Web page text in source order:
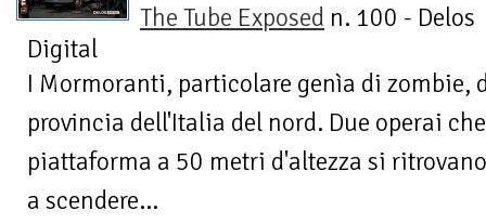
The Tube Exposed n. 100 - Delos
Digital
I Mormoranti, particolare genìa di
provincia dell'Italia del nord. Due operai
piattaforma a 50 metri d'altezza si
a scendere…